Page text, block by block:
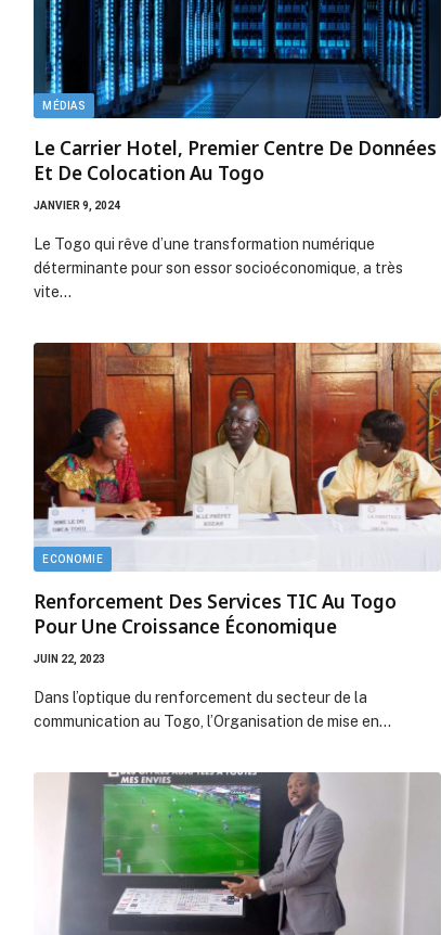
MÉDIAS
Le Carrier Hotel, Premier Centre De Données
Et De Colocation Au Togo
JANVIER 9, 2024
Le Togo qui rêve d’une transformation numérique
déterminante pour son essor socioéconomique, a très
vite…
ECONOMIE
Renforcement Des Services TIC Au Togo
Pour Une Croissance Économique
JUIN 22, 2023
Dans l’optique du renforcement du secteur de la
communication au Togo, l’Organisation de mise en…